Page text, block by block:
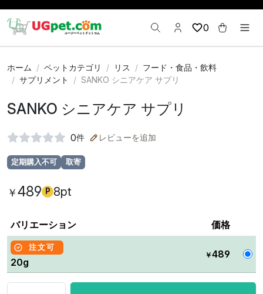
0
ホーム ペットカテゴリ リス
フード・食品・飲料
サプリメント
SANKO シニアケア サプリ
SANKO シニアケア サプリ
0件 レビューを追加
定期購入不可 取寄
￥489 P 8pt
バリエーション 価格
注文可
20g
￥489